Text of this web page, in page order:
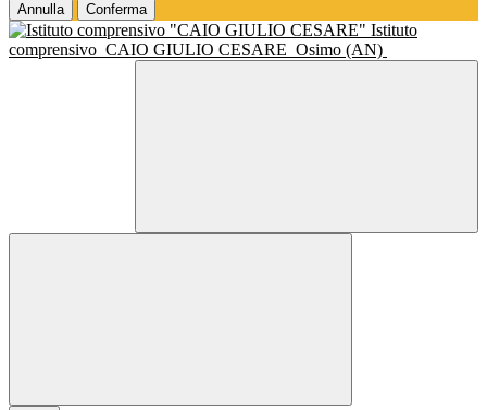
Annulla Conferma
Istituto
comprensivo CAIO GIULIO CESARE Osimo (AN)